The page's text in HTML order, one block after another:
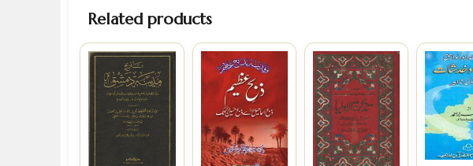
Related products